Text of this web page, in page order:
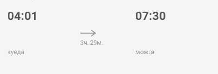
04:01
куеда
3ч. 29м.
07:30
можга